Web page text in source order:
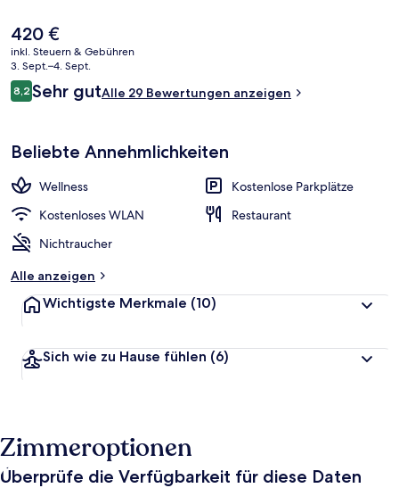
Suite (Oesterdam 2) | Kostenloses
Der
aktuelle
Preis
beträgt
420 €.
420 €
inkl. Steuern & Gebühren
3. Sept.–4. Sept.
Bewertungen
8,28,2 von 10.
Sehr gutAlle 29 Bewertungen anzeigen
Beliebte Annehmlichkeiten
Wellness
Kostenlose Parkplätze
Kostenloses WLAN
Restaurant
Nichtraucher
Alle anzeigen
Wichtigste Merkmale (10)
Sich wie zu Hause fühlen (6)
Zimmeroptionen
Überprüfe die Verfügbarkeit für diese Daten